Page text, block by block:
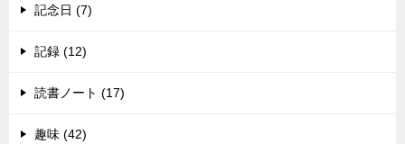
記念日 (7)
記録 (12)
読書ノート (17)
趣味 (42)